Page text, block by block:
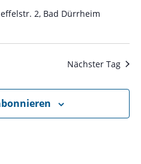
2, Bad Dürrheim
Nächster Tag